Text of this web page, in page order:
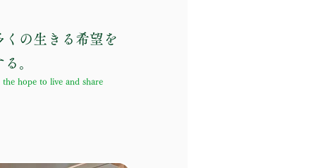
の生きる希望を
。
hope to live and share